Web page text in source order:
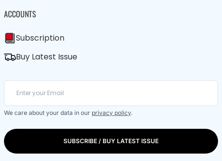
ACCOUNTS
Subscription
Buy Latest Issue
We care about your data in our privacy policy.
SUBSCRIBE / BUY LATEST ISSUE